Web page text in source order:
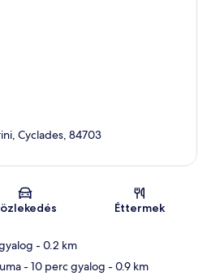
Térkép
Cyclades, 84703
Éttermek
- 0.2 km
- 10 perc gyalog - 0.9 km